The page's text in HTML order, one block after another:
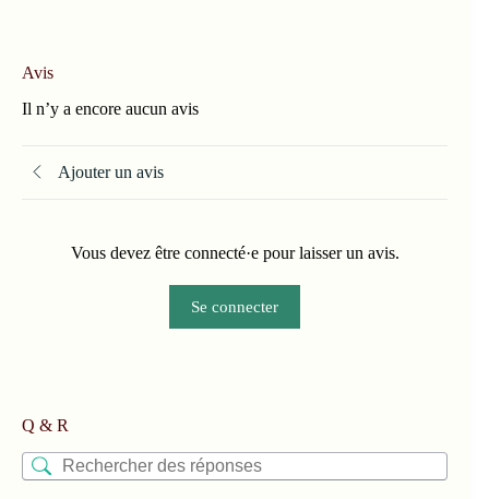
Avis
Il n’y a encore aucun avis
Ajouter un avis
Vous devez être connecté·e pour laisser un avis.
Se connecter
Q & R